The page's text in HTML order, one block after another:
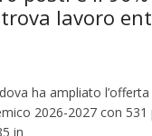
lavoro
ha ampliato
2026-2027 con
in